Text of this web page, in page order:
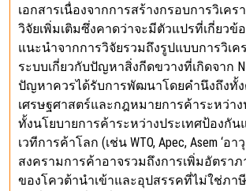
เอกสารเนื่องจากการสร้างกรอบการวิเค
วิจัยเพิ่มเติมซึ่งคาดว่าจะมีตัวแปรที่เกี่ยวข้
แนะนำจากการวิจัยรวมถึงรูปแบบการวิเค
ระบบเกี่ยวกับปัญหาสิ่งกีดขวางที่เกิดจาก
ปัญหาควรได้รับการพัฒนาโดยคำนึงถึงทั้
เศรษฐศาสตร์และกฎหมายการค้าระหว่า
ทั้งนโยบายการค้าระหว่างประเทศป้องกัน
เวทีการค้าโลก (เช่น WTO, Apec, Asem ‘อ
สงครามการค้าอาจรวมถึงการเพิ่มอัตรา
ของโควต้านำเข้าและอุปสรรคที่ไม่ใช่ภา